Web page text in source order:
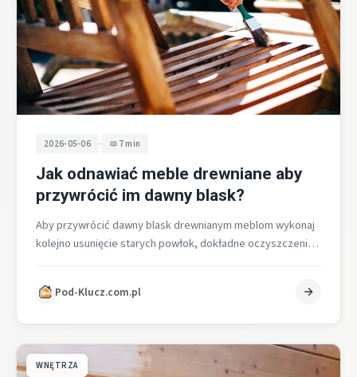
2026-05-06 • 7 min
Jak odnawiać meble drewniane aby
przywrócić im dawny blask?
Aby przywrócić dawny blask drewnianym meblom wykonaj
kolejno usunięcie starych powłok, dokładne oczyszczenie i
Pod-Klucz.com.pl
WNĘTRZA